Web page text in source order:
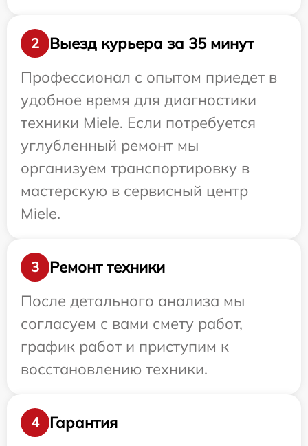
2
Выезд курьера за 35 минут
Профессионал с опытом приедет в
удобное время для диагностики
техники Miele. Если потребуется
углубленный ремонт мы
организуем транспортировку в
мастерскую в сервисный центр
Miele.
3
Ремонт техники
После детального анализа мы
согласуем с вами смету работ,
график работ и приступим к
восстановлению техники.
4
Гарантия